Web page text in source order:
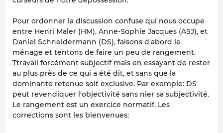
Pour ordonner la discussion confuse qui nous occupe
entre Henri Maler (HM), Anne-Sophie Jacques (ASJ), et
Daniel Schneidermann (DS), faisons d'abord le
ménage et tentons de faire un peu de rangement.
Ttravail forcément subjectif mais en essayant de rester
au plus près de ce qui a été dit, et sans que la
dominante retenue soit exclusive. Par exemple: DS
peut revendiquer l'objectivité sans nier sa subjectivité.
Le rangement est un exercice normatif. Les
corrections sont les bienvenues: